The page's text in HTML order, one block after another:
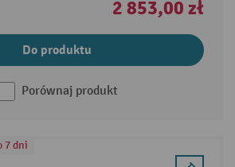
2 853,00 zł
Do produktu
Porównaj produkt
7 dni